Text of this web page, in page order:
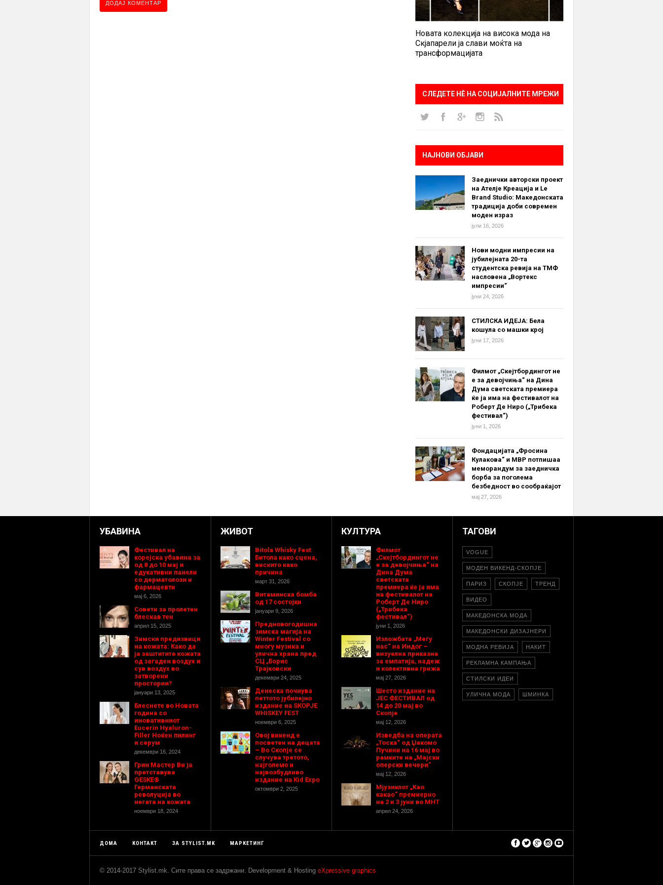
Новата колекција на висока мода на
Скјапарели ја слави моќта на
трансформацијата
СЛЕДЕТЕ НÈ НА СОЦИЈАЛНИТЕ МРЕЖИ
НАЈНОВИ ОБЈАВИ
Заеднички авторски проект
на Ателје Креација и Le
Brand Studio: Македонската
традиција доби современ
моден израз
јули 16, 2026
Нови модни импресии на
јубилејната 20-та
студентска ревија на ТМФ
насловена „Вортекс
импресии“
јуни 24, 2026
СТИЛСКА ИДЕЈА: Бела
кошула со машки крој
јуни 17, 2026
Филмот „Скејтбордингот не
е за девојчиња“ на Дина
Дума светската премиера
ќе ја има на фестивалот на
Роберт Де Ниро („Трибека
фестивал“)
јуни 1, 2026
Фондацијата „Фросина
Кулакова“ и МВР потпишаа
меморандум за заедничка
борба за поголема
безбедност во сообраќајот
мај 27, 2026
УБАВИНА
Фестивал на
корејска убавина за
од 8 до 10 мај и
едукативни панели
со дерматолози и
фармацевти
мај 6, 2026
Совети за пролетен
блескав тен
април 15, 2025
Зимски предизвици
на кожата: Како да
ја заштитите кожата
од загаден воздух и
сув воздух во
затворени
простории?
јануари 13, 2025
Блеснете во Новата
година со
иновативниот
Eucerin Hyaluron-
Filler Ноќен пилинг
и серум
декември 16, 2024
Грин Мастер Ви ја
претставува
GESKE®
Германската
револуција во
негата на кожата
ноември 18, 2024
ЖИВОТ
Bitola Whisky Fest:
Битола како сцена,
вискито како
причина
март 31, 2026
Витаминска бомба
од 17 состојки
јануари 9, 2026
Предновогодишнa
зимска магија на
Winter Festival со
многу музика и
улична храна пред
СЦ „Борис
Трајковски
декември 24, 2025
Денеска почнува
петтото јубилејно
издание на SKOPJE
WHISKEY FEST
ноември 6, 2025
Овој викенд е
посветен на децата
– Во Скопје се
случува третото,
најголемо и
највозбудливо
издание на Kid Expo
октомври 2, 2025
КУЛТУРА
Филмот
„Скејтбордингот не
е за девојчиња“ на
Дина Дума
светската
премиера ќе ја има
на фестивалот на
Роберт Де Ниро
(„Трибека
фестивал“)
јуни 1, 2026
Изложбата „Меѓу
нас“ на Индог –
визуелна приказна
за емпатија, надеж
и колективна грижа
мај 27, 2026
Шесто издание на
ЈЕС ФЕСТИВАЛ од
14 до 20 мај во
Скопје
мај 12, 2026
Изведба на операта
„Тоска“ од Џакомо
Пучини на 16 мај во
рамките на „Мајски
оперски вечери“
мај 12, 2026
Мјузиклот „Као
какао“ премиерно
на 2 и 3 јуни во МНТ
април 24, 2026
ТАГОВИ
VOGUE
МОДЕН ВИКЕНД-СКОПЈЕ
ПАРИЗ СКОПЈЕ ТРЕНД
ВИДЕО
МАКЕДОНСКА МОДА
МАКЕДОНСКИ ДИЗАЈНЕРИ
МОДНА РЕВИЈА НАКИТ
РЕКЛАМНА КАМПАЊА
СТИЛСКИ ИДЕИ
УЛИЧНА МОДА ШМИНКА
ДОМА КОНТАКТ ЗА STYLIST.MK МАРКЕТИНГ
© 2014-2017 Stylist.mk. Сите права се задржани. Development & Hosting eXpressive graphics